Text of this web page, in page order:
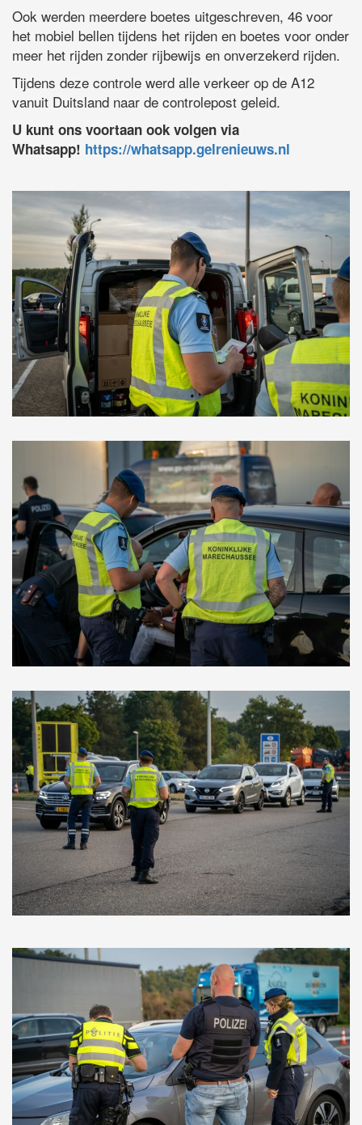
Ook werden meerdere boetes uitgeschreven, 46 voor
het mobiel bellen tijdens het rijden en boetes voor onder
meer het rijden zonder rijbewijs en onverzekerd rijden.
Tijdens deze controle werd alle verkeer op de A12
vanuit Duitsland naar de controlepost geleid.
U kunt ons voortaan ook volgen via
Whatsapp! https://whatsapp.gelrenieuws.nl